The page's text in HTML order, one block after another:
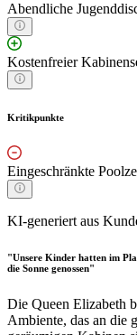
Abendliche
Kostenfreier
Kritikpunkte
Eingeschränkte
KI-generiert aus
"Unsere Kinder hatten im
die Sonne genossen"
Die Queen Elizabeth
Ambiente, das an die